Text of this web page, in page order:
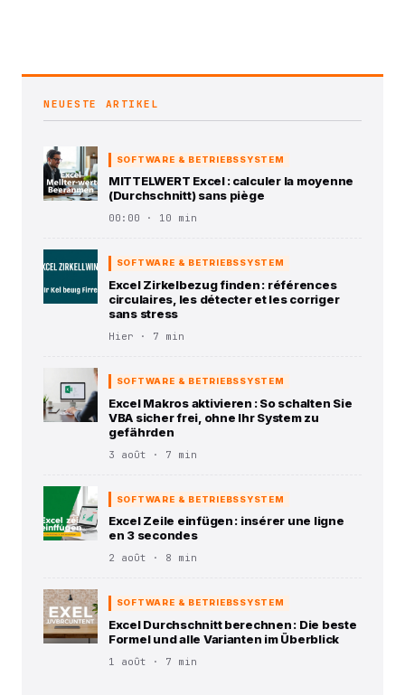
NEUESTE ARTIKEL
SOFTWARE & BETRIEBSSYSTEM
MITTELWERT Excel : calculer la moyenne
(Durchschnitt) sans piège
00:00 · 10 min
SOFTWARE & BETRIEBSSYSTEM
Excel Zirkelbezug finden : références
circulaires, les détecter et les corriger
sans stress
Hier · 7 min
SOFTWARE & BETRIEBSSYSTEM
Excel Makros aktivieren : So schalten Sie
VBA sicher frei, ohne Ihr System zu
gefährden
3 août · 7 min
SOFTWARE & BETRIEBSSYSTEM
Excel Zeile einfügen : insérer une ligne
en 3 secondes
2 août · 8 min
SOFTWARE & BETRIEBSSYSTEM
Excel Durchschnitt berechnen : Die beste
Formel und alle Varianten im Überblick
1 août · 7 min